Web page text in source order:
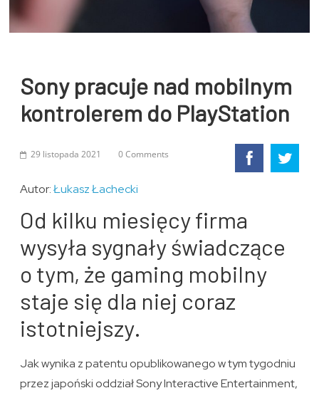
Sony pracuje nad mobilnym
kontrolerem do PlayStation
29 listopada 2021 0 Comments
Autor:Łukasz Łachecki
Od kilku miesięcy firma
wysyła sygnały świadczące
o tym, że gaming mobilny
staje się dla niej coraz
istotniejszy.
Jak wynika z patentu opublikowanego w tym tygodniu
przez japoński oddział Sony Interactive Entertainment,